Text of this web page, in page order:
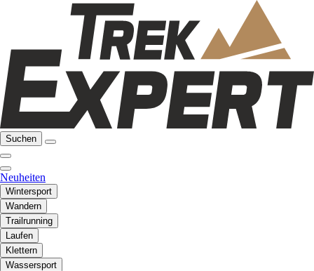
Suchen
Neuheiten
Wintersport
Wandern
Trailrunning
Laufen
Klettern
Wassersport